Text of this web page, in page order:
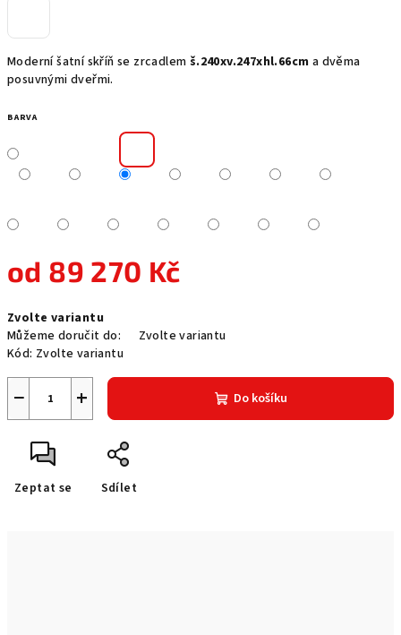
Moderní šatní skříň se zrcadlem š.240xv.247xhl.66cm a dvěma
posuvnými dveřmi.
BARVA
od 89 270 Kč
cena:
Zvolte variantu
Můžeme doručit do:
Zvolte variantu
Kód: Zvolte variantu
+
− Do košíku
Zeptat se Sdílet